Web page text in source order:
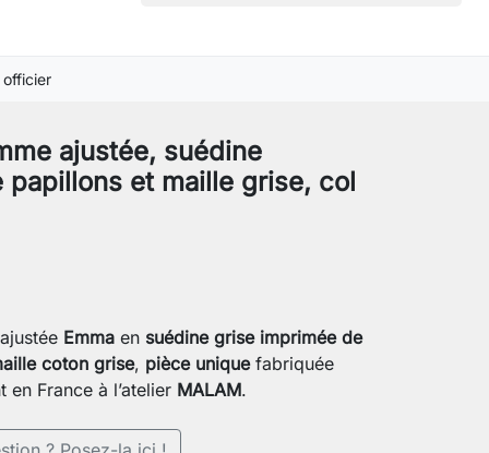
officier
ajustée, suédine
papillons et maille grise, col
Emma en suédine grise imprimée de
coton grise, pièce uniquefabriquée
en France à l’atelier MALAM.